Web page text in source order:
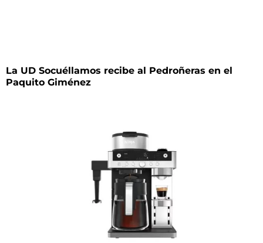
La UD Socuéllamos recibe al Pedroñeras en el
Paquito Giménez